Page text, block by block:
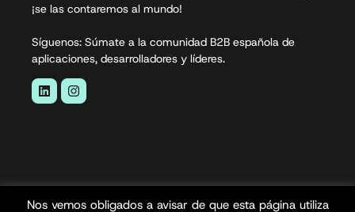
¡se las contaremos al mundo!
Síguenos: Súmate a la comunidad B2B española de
aplicaciones, desarrolladores y líderes.
Nos vemos obligados a avisar de que esta página utiliza